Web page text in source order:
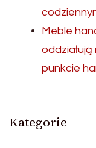
Meble
punkcie
Kategorie